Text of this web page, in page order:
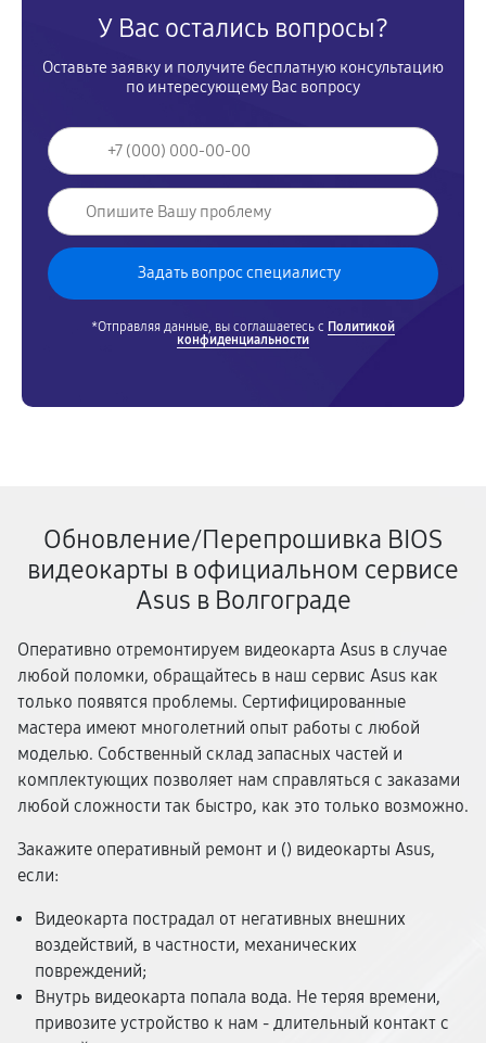
У Вас остались вопросы?
Оставьте заявку и получите бесплатную консультацию
по интересующему Вас вопросу
*Отправляя данные, вы соглашаетесь с Политикой
конфиденциальности
Обновление/Перепрошивка BIOS
видеокарты в официальном сервисе
Asus в Волгограде
Оперативно отремонтируем видеокарта Asus в случае
любой поломки, обращайтесь в наш сервис Asus как
только появятся проблемы. Сертифицированные
мастера имеют многолетний опыт работы с любой
моделью. Собственный склад запасных частей и
комплектующих позволяет нам справляться с заказами
любой сложности так быстро, как это только возможно.
Закажите оперативный ремонт и () видеокарты Asus,
если:
Видеокарта пострадал от негативных внешних
воздействий, в частности, механических
повреждений;
Внутрь видеокарта попала вода. Не теряя времени,
привозите устройство к нам - длительный контакт с